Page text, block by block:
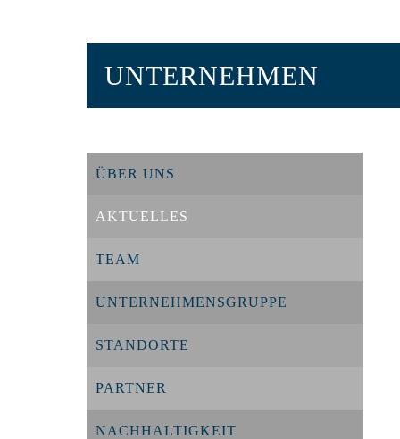
UNTERNEHMEN
ÜBER UNS
AKTUELLES
TEAM
UNTERNEHMENSGRUPPE
STANDORTE
PARTNER
NACHHALTIGKEIT